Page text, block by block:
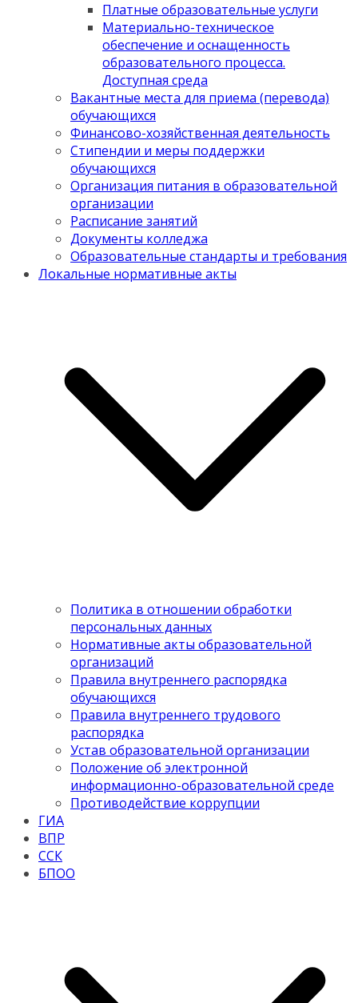
Платные образовательные услуги
Материально-техническое
обеспечение и оснащенность
образовательного процесса.
Доступная среда
Вакантные места для приема (перевода)
обучающихся
Финансово-хозяйственная деятельность
Стипендии и меры поддержки
обучающихся
Организация питания в образовательной
организации
Расписание занятий
Документы колледжа
Образовательные стандарты и требования
Локальные нормативные акты
Политика в отношении обработки
персональных данных
Нормативные акты образовательной
организаций
Правила внутреннего распорядка
обучающихся
Правила внутреннего трудового
распорядка
Устав образовательной организации
Положение об электронной
информационно-образовательной среде
Противодействие коррупции
ГИА
ВПР
ССК
БПОО